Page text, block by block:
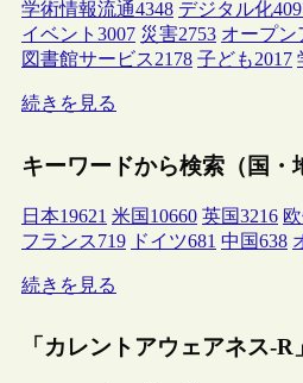
学術情報流通4348 デジタル化
イベント 3007 災害2753 オープン
図書館サービス2178 子ども2017
続きを見る
キーワードから検索（国・
日本19621 米国 10660 英国3216
フランス719 ドイツ681 中国638
続きを見る
「カレントアウェアネス-